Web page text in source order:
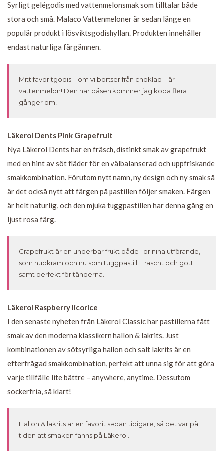
Syrligt gelégodis med vattenmelonsmak som tilltalar både
stora och små. Malaco Vattenmeloner är sedan länge en
populär produkt i lösviktsgodishyllan. Produkten innehåller
endast naturliga färgämnen.
Mitt favoritgodis – om vi bortser från choklad – är
vattenmelon! Den här påsen kommer jag köpa flera
gånger om!
Läkerol Dents Pink Grapefruit
Nya Läkerol Dents har en fräsch, distinkt smak av grapefrukt
med en hint av söt fläder för en välbalanserad och uppfriskande
smakkombination. Förutom nytt namn, ny design och ny smak så
är det också nytt att färgen på pastillen följer smaken. Färgen
är helt naturlig, och den mjuka tuggpastillen har denna gång en
ljust rosa färg.
Grapefrukt är en underbar frukt både i orininalutförande,
som hudkräm och nu som tuggpastill. Fräscht och gott
samt perfekt för tänderna.
Läkerol Raspberry licorice
I den senaste nyheten från Läkerol Classic har pastillerna fått
smak av den moderna klassikern hallon & lakrits. Just
kombinationen av sötsyrliga hallon och salt lakrits är en
efterfrågad smakkombination, perfekt att unna sig för att göra
varje tillfälle lite bättre – anywhere, anytime. Dessutom
sockerfria, så klart!
Hallon & lakrits är en favorit sedan tidigare, så det var på
tiden att smaken fanns på Läkerol.